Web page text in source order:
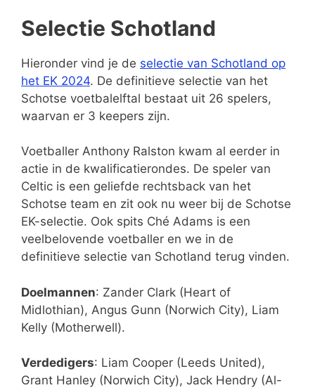
Selectie Schotland
Hieronder vind je de selectie van Schotland op
het EK 2024. De definitieve selectie van het
Schotse voetbalelftal bestaat uit 26 spelers,
waarvan er 3 keepers zijn.
Voetballer Anthony Ralston kwam al eerder in
actie in de kwalificatierondes. De speler van
Celtic is een geliefde rechtsback van het
Schotse team en zit ook nu weer bij de Schotse
EK-selectie. Ook spits Ché Adams is een
veelbelovende voetballer en we in de
definitieve selectie van Schotland terug vinden.
Doelmannen: Zander Clark (Heart of
Midlothian), Angus Gunn (Norwich City), Liam
Kelly (Motherwell).
Verdedigers: Liam Cooper (Leeds United),
Grant Hanley (Norwich City), Jack Hendry (Al-